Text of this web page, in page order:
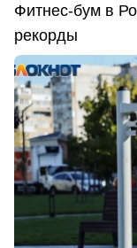
Фитнес-бум в
рекорды